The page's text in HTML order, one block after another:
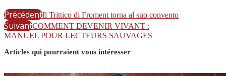
PrécédentIl Trittico di Froment torna al suo convento
SuivantCOMMENT DEVENIR VIVANT :
MANUEL POUR LECTEURS SAUVAGES
Articles qui pourraient vous intéresser